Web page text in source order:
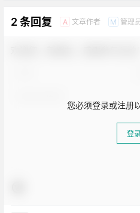
2 条回复 A 文章作者 M 管理员
您必须登录或注册
登